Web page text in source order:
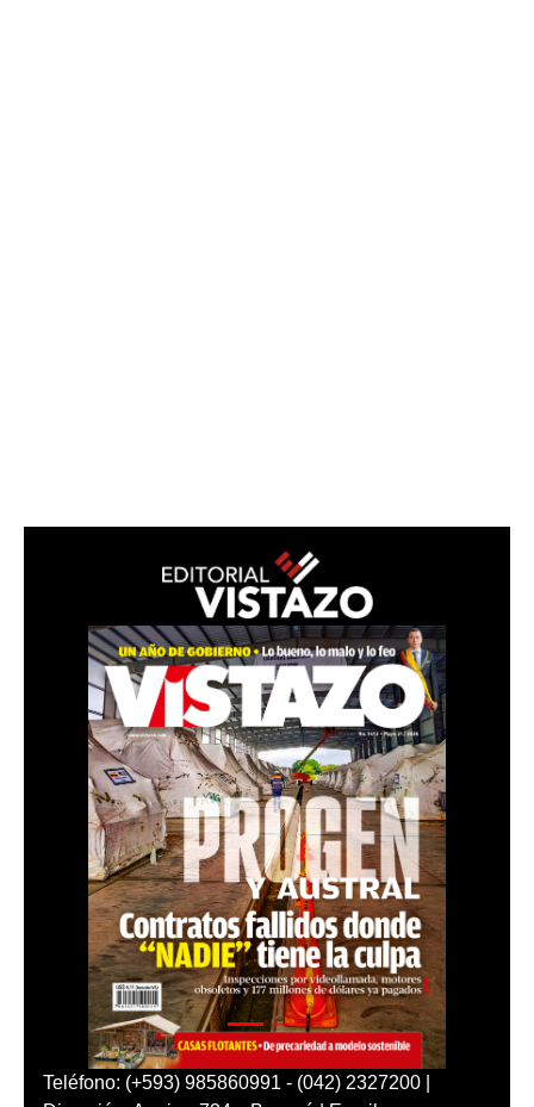
Teléfono: (+593) 985860991 - (042) 2327200 |